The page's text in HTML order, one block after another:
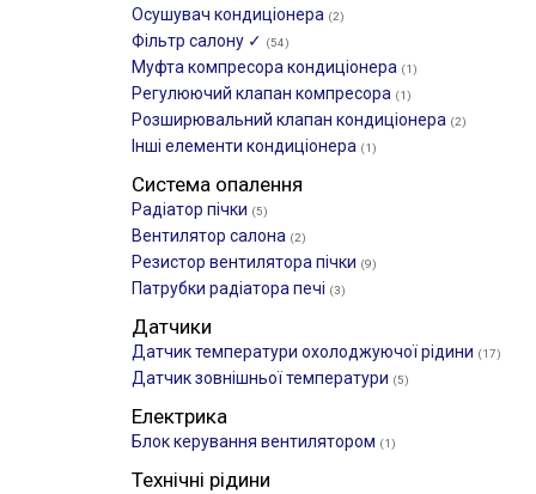
Осушувач кондиціонера (2)
Фільтр салону ✓ (54)
Муфта компресора кондиціонера (1)
Регулюючий клапан компресора (1)
Розширювальний клапан кондиціонера (2)
Інші елементи кондиціонера (1)
Система опалення
Радіатор пічки (5)
Вентилятор салона (2)
Резистор вентилятора пічки (9)
Патрубки радіатора печі (3)
Датчики
Датчик температури охолоджуючої рідини (17)
Датчик зовнішньої температури (5)
Електрика
Блок керування вентилятором (1)
Технічні рідини